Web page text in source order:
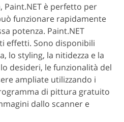
Paint.NET è perfetto per
funzionare rapidamente
potenza. Paint.NET
effetti. Sono disponibili
lo styling, la nitidezza e la
desideri, le funzionalità del
ampliate utilizzando i
di pittura gratuito
dallo scanner e